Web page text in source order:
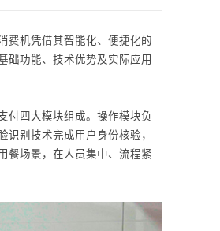
费机凭借其智能化、便捷化的
础功能、技术优势及实际应用
付四大模块组成。操作模块负
别技术完成用户身份核验，
餐场景，在人员集中、流程紧